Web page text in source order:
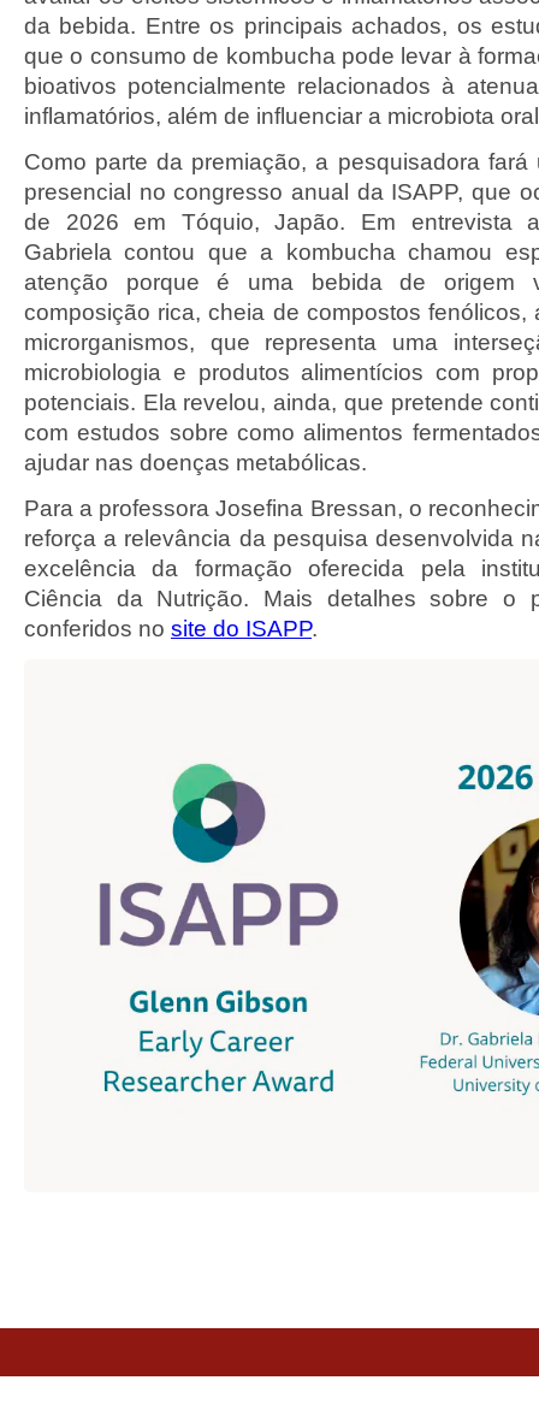
da bebida. Entre os principais achados, os
que o consumo de kombucha pode levar à
bioativos potencialmente relacionados à
inflamatórios, além de influenciar a microbiota
Como parte da premiação, a pesquisadora fará
presencial no congresso anual da ISAPP, que
de 2026 em Tóquio, Japão. Em entrevista
Gabriela contou que a kombucha chamou
atenção porque é uma bebida de origem
composição rica, cheia de compostos fenólicos,
microrganismos, que representa uma
microbiologia e produtos alimentícios com
potenciais. Ela revelou, ainda, que pretende
com estudos sobre como alimentos
ajudar nas doenças metabólicas.
Para a professora Josefina Bressan, o
reforça a relevância da pesquisa desenvolvida
excelência da formação oferecida pela
Ciência da Nutrição. Mais detalhes sobre o
conferidos no site do ISAPP.